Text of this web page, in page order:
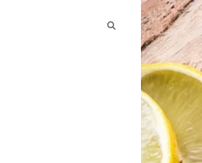
Searching
progress